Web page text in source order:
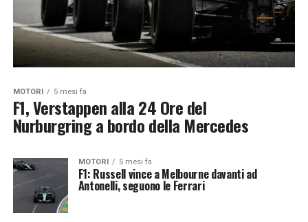
MOTORI 5 mesi fa
F1, Verstappen alla 24 Ore del
Nurburgring a bordo della Mercedes
MOTORI 5 mesi fa
F1: Russell vince a Melbourne davanti ad
Antonelli, seguono le Ferrari